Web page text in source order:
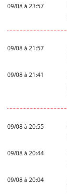
09/08 à 23:57
09/08 à 21:57
09/08 à 21:41
09/08 à 20:55
09/08 à 20:44
09/08 à 20:04